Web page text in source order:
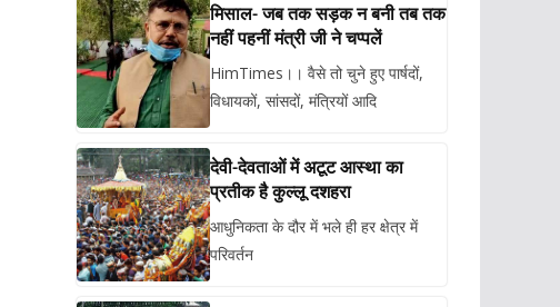
मिसाल- जब तक सड़क न बनी तब तक
नहीं पहनीं मंत्री जी ने चप्पलें
HimTimes।। वैसे तो चुने हुए पार्षदों,
विधायकों, सांसदों, मंत्रियों आदि
देवी-देवताओं में अटूट आस्था का
प्रतीक है कुल्लू दशहरा
आधुनिकता के दौर में भले ही हर क्षेत्र में
परिवर्तन